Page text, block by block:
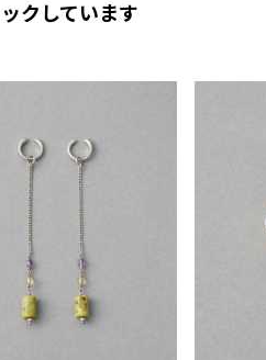
クしています